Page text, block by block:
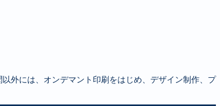
外には、オンデマント印刷をはじめ、デザイン制作、プ